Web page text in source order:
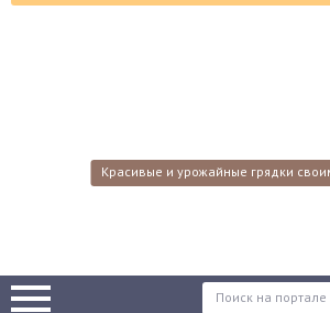
Красивые и урожайные грядки